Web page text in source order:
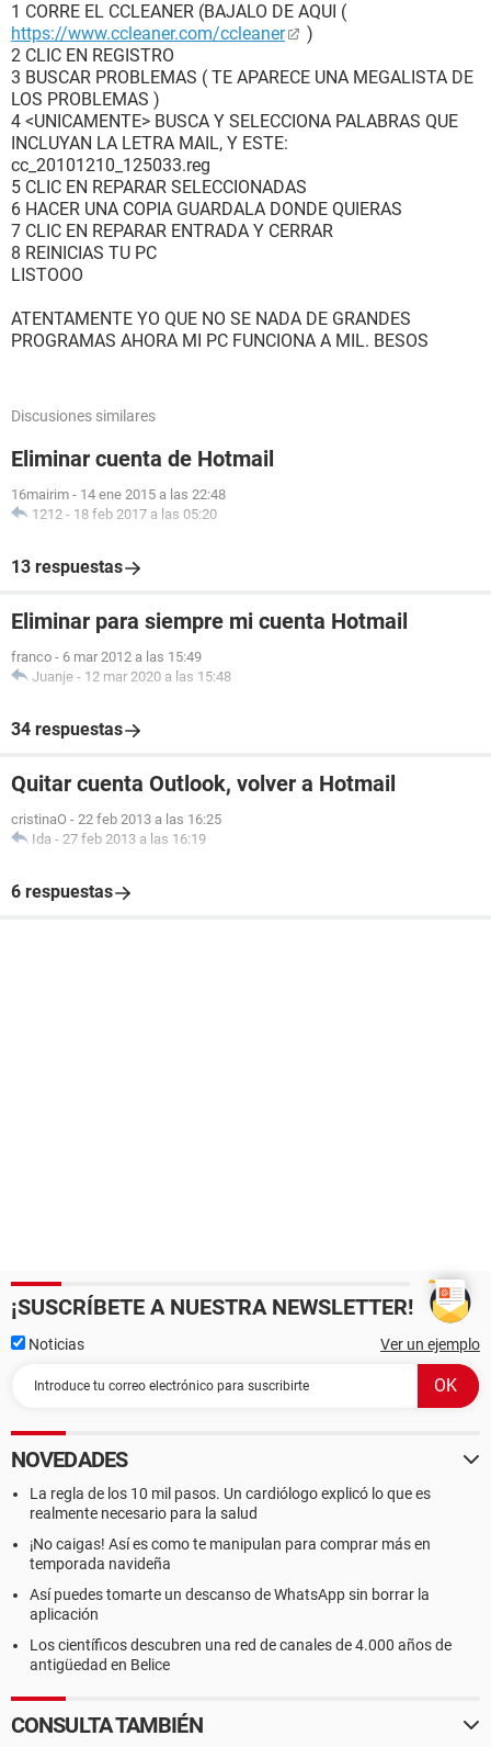
1 CORRE EL CCLEANER (BAJALO DE AQUI (
https://www.ccleaner.com/ccleaner
)
2 CLIC EN REGISTRO
3 BUSCAR PROBLEMAS ( TE APARECE UNA MEGALISTA DE
LOS PROBLEMAS )
4 <UNICAMENTE> BUSCA Y SELECCIONA PALABRAS QUE
INCLUYAN LA LETRA MAIL, Y ESTE:
cc_20101210_125033.reg
5 CLIC EN REPARAR SELECCIONADAS
6 HACER UNA COPIA GUARDALA DONDE QUIERAS
7 CLIC EN REPARAR ENTRADA Y CERRAR
8 REINICIAS TU PC
LISTOOO
ATENTAMENTE YO QUE NO SE NADA DE GRANDES
PROGRAMAS AHORA MI PC FUNCIONA A MIL. BESOS
Discusiones similares
Eliminar cuenta de Hotmail
16mairim - 14 ene 2015 a las 22:48
1212 - 18 feb 2017 a las 05:20
13 respuestas
Eliminar para siempre mi cuenta Hotmail
franco - 6 mar 2012 a las 15:49
Juanje - 12 mar 2020 a las 15:48
34 respuestas
Quitar cuenta Outlook, volver a Hotmail
cristinaO - 22 feb 2013 a las 16:25
Ida - 27 feb 2013 a las 16:19
6 respuestas
¡SUSCRÍBETE A NUESTRA NEWSLETTER!
Noticias Ver un ejemplo
NOVEDADES
La regla de los 10 mil pasos. Un cardiólogo explicó lo que es
realmente necesario para la salud
¡No caigas! Así es como te manipulan para comprar más en
temporada navideña
Así puedes tomarte un descanso de WhatsApp sin borrar la
aplicación
Los científicos descubren una red de canales de 4.000 años de
antigüedad en Belice
CONSULTA TAMBIÉN